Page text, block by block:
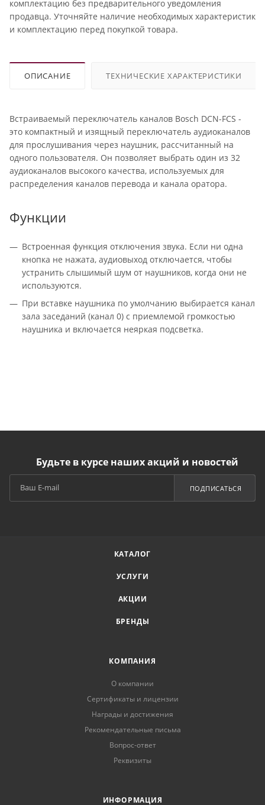
комплектацию без предварительного уведомления
продавца. Уточняйте наличие необходимых характеристик
и комплектацию перед покупкой товара.
ОПИСАНИЕ ТЕХНИЧЕСКИЕ ХАРАКТЕРИСТИКИ
Встраиваемый переключатель каналов Bosch DCN-FCS -
это компактный и изящный переключатель аудиоканалов
для прослушивания через наушник, рассчитанный на
одного пользователя. Он позволяет выбрать один из 32
аудиоканалов высокого качества, используемых для
распределения каналов перевода и канала оратора.
Функции
Встроенная функция отключения звука. Если ни одна
кнопка не нажата, аудиовыход отключается, чтобы
устранить слышимый шум от наушников, когда они не
используются.
При вставке наушника по умолчанию выбирается канал
зала заседаний (канал 0) с приемлемой громкостью
наушника и включается неяркая подсветка.
Будьте в курсе наших акций и новостей
ПОДПИСАТЬСЯ
КАТАЛОГ
УСЛУГИ
АКЦИИ
БРЕНДЫ
КОМПАНИЯ
О компании
Сертификаты и лицензии
Награды и достижения
Рекомендательные письма
Вопрос-ответ
Реквизиты
ИНФОРМАЦИЯ